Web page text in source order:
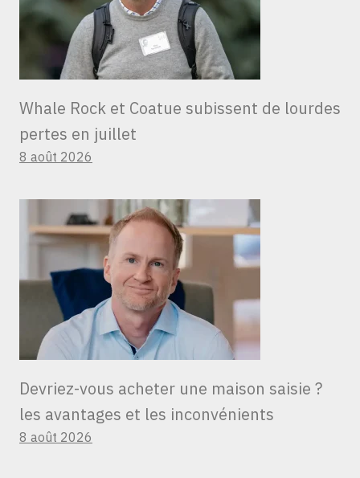
Whale Rock et Coatue subissent de lourdes
pertes en juillet
8 août 2026
Devriez-vous acheter une maison saisie ?
les avantages et les inconvénients
8 août 2026